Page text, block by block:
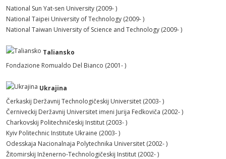
National Sun Yat-sen University (2009- )
National Taipei University of Technology (2009- )
National Taiwan University of Science and Technology (2009- )
Taliansko
Fondazione Romualdo Del Bianco (2001- )
Ukrajina
Čerkaskij Deržavnij Technologičeskij Universitet (2003- )
Černiveckij Deržavnij Universitet imeni Jurija Fedkoviča (2002- )
Charkovskij Politechničeskij Institut (2003- )
Kyiv Politechnic Institute Ukraine (2003- )
Odesskaja Nacionalnaja Polytechnika Universitet (2002- )
Žitomirskij Inženerno-Technologičeskij Institut (2002- )